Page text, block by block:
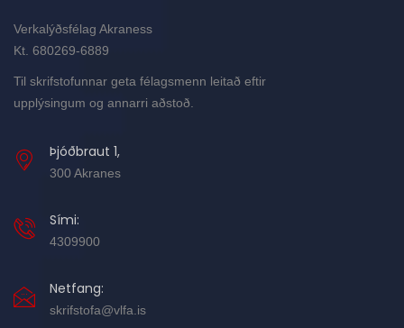
Verkalýðsfélag Akraness
Kt. 680269-6889
Til skrifstofunnar geta félagsmenn leitað eftir
upplýsingum og annarri aðstoð.
Þjóðbraut 1,
300 Akranes
Sími:
4309900
Netfang:
skrifstofa@vlfa.is